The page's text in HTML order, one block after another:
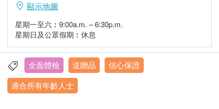
顯示地圖
星期一至六︰9:00a.m. – 6:30p.m.
星期日及公眾假期︰休息
全面體檢 送贈品
信心保證
適合所有年齡人士